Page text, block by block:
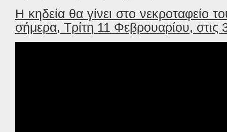
Η κηδεία θα γίνει στο νεκροταφείο
σήμερα, Τρίτη 11 Φεβρουαρίου,